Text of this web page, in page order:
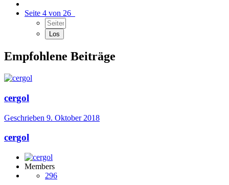
Seite 4 von 26
Empfohlene Beiträge
cergol
Geschrieben 9. Oktober 2018
cergol
Members
296